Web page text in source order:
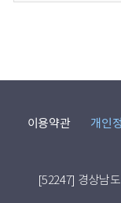
이용약관 개인
[52247] 경상남